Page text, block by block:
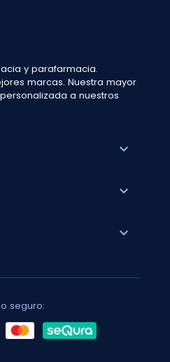
y parafarmacia.
marcas. Nuestra mayor
a nuestros
expand_more
expand_more
expand_more
seguro: